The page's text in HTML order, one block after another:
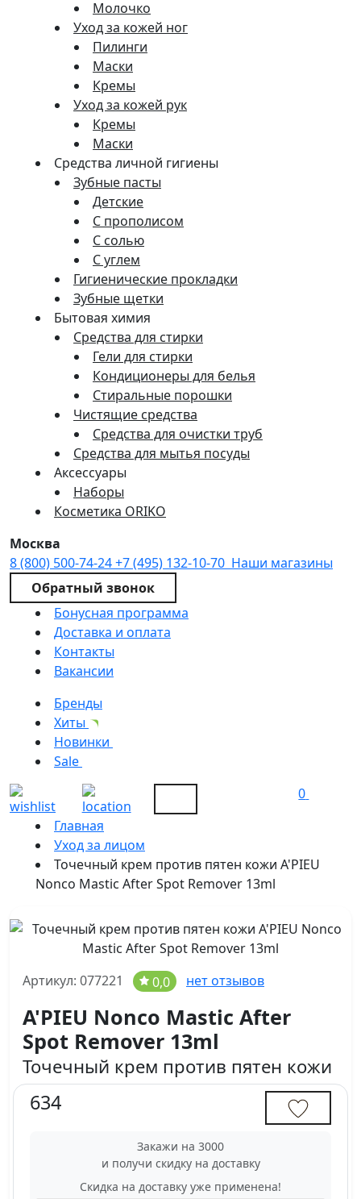
Молочко
Уход за кожей ног
Пилинги
Маски
Кремы
Уход за кожей рук
Кремы
Маски
Средства личной гигиены
Зубные пасты
Детские
С прополисом
С солью
С углем
Гигиенические прокладки
Зубные щетки
Бытовая химия
Средства для стирки
Гели для стирки
Кондиционеры для белья
Стиральные порошки
Чистящие средства
Средства для очистки труб
Средства для мытья посуды
Аксессуары
Наборы
Косметика ORIKO
Москва
8 (800) 500-74-24+7 (495) 132-10-70 Наши магазины
Обратный звонок
Бонусная программа
Доставка и оплата
Контакты
Вакансии
Бренды
Хиты
Новинки
Sale
0
Главная
Уход за лицом
Точечный крем против пятен кожи A'PIEU
Nonco Mastic After Spot Remover 13ml
Артикул: 077221 0,0 нет отзывов
A'PIEU Nonco Mastic After
Spot Remover 13ml
Точечный крем против пятен кожи
634
Закажи на 3000
и получи скидку на доставку
Скидка на доставку уже применена!